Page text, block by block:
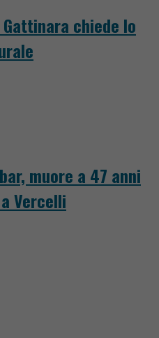
chiede lo
muore a 47 anni
Vercelli